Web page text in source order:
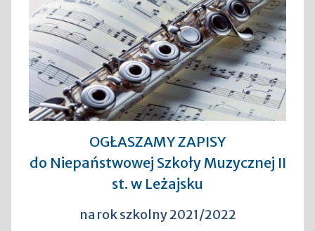
OGŁASZAMY ZAPISY
do Niepaństwowej Szkoły Muzycznej II
st. w Leżajsku
na rok szkolny 2021/2022